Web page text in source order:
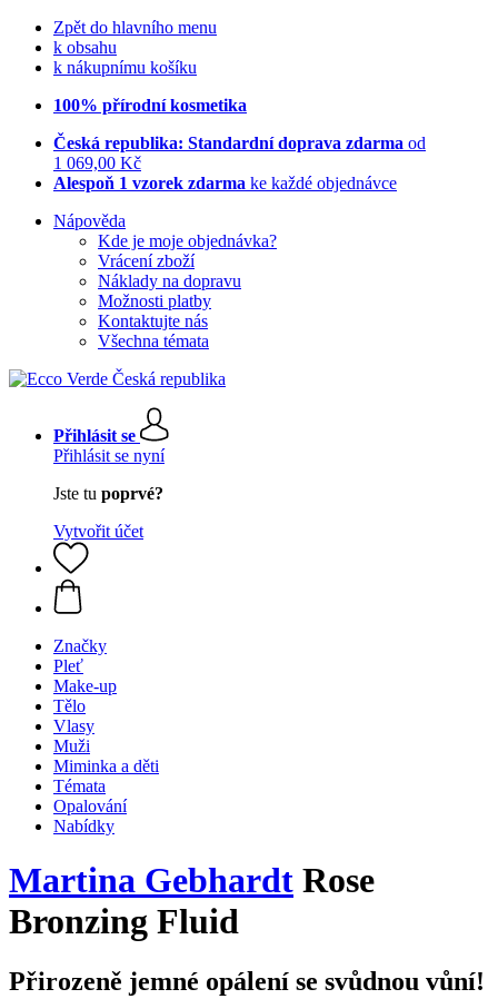
Zpět do hlavního menu
k obsahu
k nákupnímu košíku
100% přírodní kosmetika
Česká republika: Standardní doprava zdarma od
1 069,00 Kč
Alespoň 1 vzorek zdarma ke každé objednávce
Nápověda
Kde je moje objednávka?
Vrácení zboží
Náklady na dopravu
Možnosti platby
Kontaktujte nás
Všechna témata
Přihlásit se
Přihlásit se nyní
Jste tu poprvé?
Vytvořit účet
Značky
Pleť
Make-up
Tělo
Vlasy
Muži
Miminka a děti
Témata
Opalování
Nabídky
Martina Gebhardt Rose
Bronzing Fluid
Přirozeně jemné opálení se svůdnou vůní!